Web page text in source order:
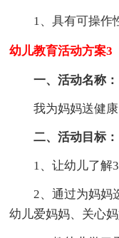
1、具有可操作
幼儿教育活动方案3
一、活动名称：
我为妈妈送健康
二、活动目标：
1、让幼儿了解
2、通过为妈妈
幼儿爱妈妈、关心妈